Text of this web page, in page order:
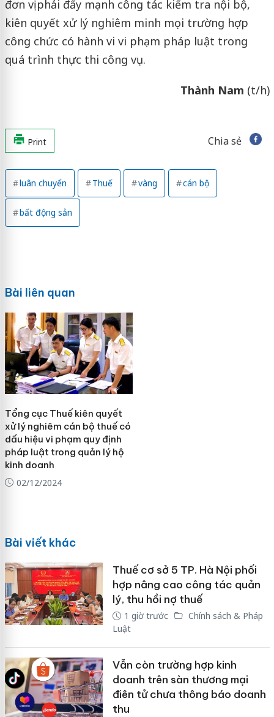
đơn vị phải đẩy mạnh công tác kiểm tra nội bộ,
kiên quyết xử lý nghiêm minh mọi trường hợp
công chức có hành vi vi phạm pháp luật trong
quá trình thực thi công vụ.
Thành Nam (t/h)
Print Chia sẻ
luân chuyển Thuế vàng cán bộ
bất động sản
Bài liên quan
Tổng cục Thuế kiên quyết
xử lý nghiêm cán bộ thuế có
dấu hiệu vi phạm quy định
pháp luật trong quản lý hộ
kinh doanh
02/12/2024
Bài viết khác
Thuế cơ sở 5 TP. Hà Nội phối
hợp nâng cao công tác quản
lý, thu hồi nợ thuế
1 giờ trước
Chính sách & Pháp
Luật
Vẫn còn trường hợp kinh
doanh trên sàn thương mại
điên tử chưa thông báo doanh
thu